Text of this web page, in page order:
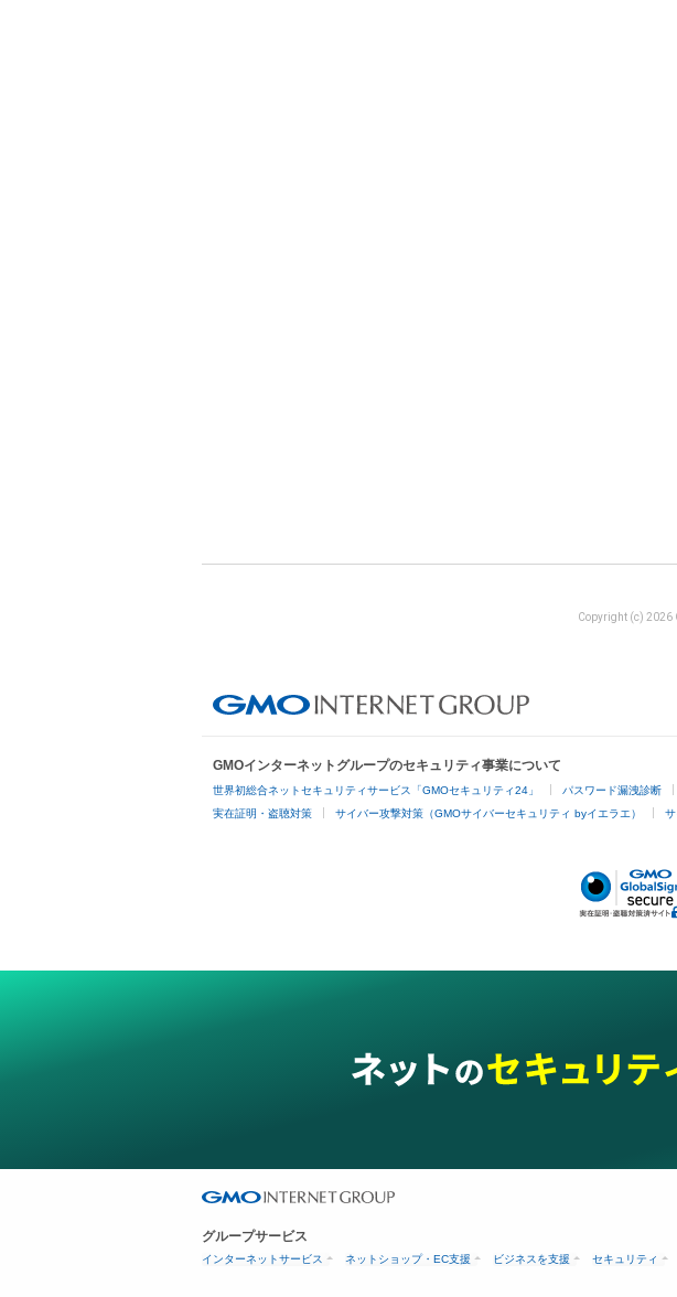
Copyright (c) 2026
GMOインターネットグループのセキュリティ事業について
世界初総合ネットセキュリティサービス「GMOセキュリティ24」 パスワード漏洩診断
実在証明・盗聴対策 サイバー攻撃対策（GMOサイバーセキュリティ byイエラエ）
グループサービス
インターネットサービス ネットショップ・EC支援 ビジネスを支援 セキュリティ